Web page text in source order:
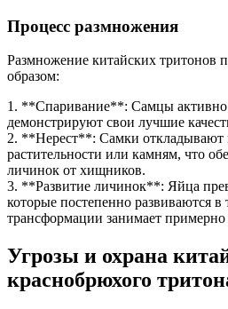
Процесс размножения
Размножение китайских тритонов
образом:
1. **Спаривание**: Самцы
демонстрируют свои лучшие
2. **Нерест**: Самки откладывают
растительности или камням, что
личинок от хищников.
3. **Развитие личинок**: Яйца
которые постепенно развиваются
трансформации занимает примерно
Угрозы и охрана
краснобрюхого